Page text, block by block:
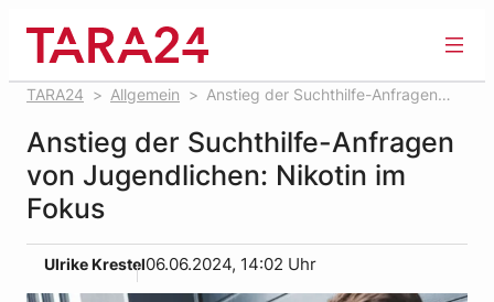
springen
TARA24 Allgemein
Anstieg der Suchthilfe-Anfragen
Anstieg der Suchthilfe-Anfragen
von Jugendlichen: Nikotin im
Fokus
Ulrike Krestel06.06.2024, 14:02 Uhr